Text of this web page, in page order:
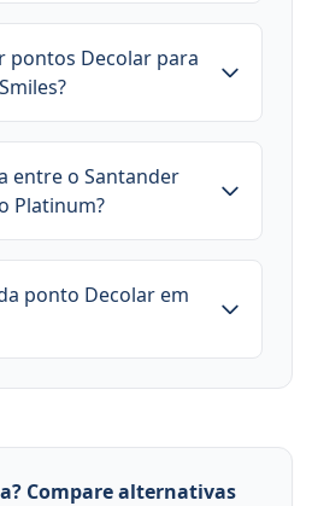
pontos Decolar para
entre o Santander
Platinum?
ponto Decolar em
Compare alternativas